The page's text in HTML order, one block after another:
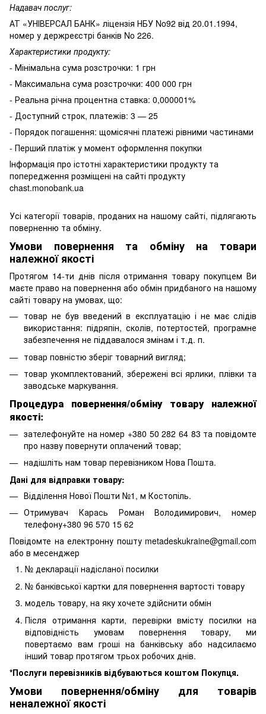
Надавач послуг:
АТ «УНІВЕРСАЛ БАНК» ліцензія НБУ No92 від 20.01.1994,
номер у держреєстрі банків No 226.
Характеристики продукту:
- Мінімальна сума розстрочки: 1 грн
- Максимальна сума розстрочки: 400 000 грн
- Реальна річна процентна ставка: 0,000001%
- Доступний строк, платежів: 3 — 25
- Порядок погашення: щомісячні платежі рівними частинами
- Перший платіж у момент оформлення покупки
Інформація про істотні характеристики продукту та
попередження розміщені на сайті продукту
chast.monobank.ua
Усі категорії товарів, проданих на нашому сайті, підлягають
поверненню та обміну.
Умови повернення та обміну на товари
належної якості
Протягом 14-ти днів після отримання товару покупцем Ви
маєте право на повернення або обмін придбаного на нашому
сайті товару на умовах, що:
товар не був введений в експлуатацію і не має слідів
використання: підряпін, сколів, потертостей, програмне
забезпечення не піддавалося змінам і т.д. п.
товар повністю зберіг товарний вигляд;
товар укомплектований, збережені всі ярлики, плівки та
заводське маркування.
Процедура повернення/обміну товару належної
якості:
зателефонуйте на номер +380 50 282 64 83 та повідомте
про назву повернути оплачений товар;
надішліть нам товар перевізником Нова Пошта.
Дані для відправки товару:
Відділення Нової Пошти №1, м Костопіль.
Отримувач Карась Роман Володимирович, номер
телефону+380 96 570 15 62
Повідомте на електронну пошту metadeskukraine@gmail.com
або в месенджер
№ декларації надісланої посилки
№ банківської картки для повернення вартості товару
модель товару, на яку хочете здійснити обмін
Після отримання карти, перевірки вмісту посилки на
відповідність умовам повернення товару, ми
повертаємо вам гроші на банківську або надсилаємо
інший товар протягом трьох робочих днів.
*Послуги перевізників відбуваються коштом Покупця.
Умови повернення/обміну для товарів
неналежної якості